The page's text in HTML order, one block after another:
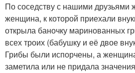
По соседству с нашими друзьями
женщина, к которой приехали
открыла баночку маринованных
всех троих (бабушку и её двое
Грибы были испорчены, а
заметила или не придала